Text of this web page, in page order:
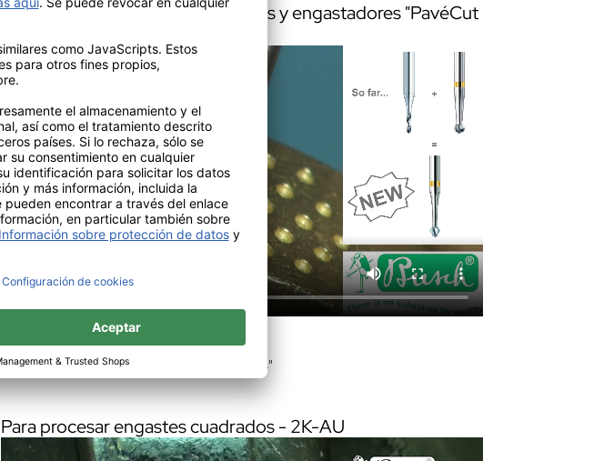
Videos de aplicación para orfebres y engastadores "PavéCut
Download Video de aplicación "PavéCut 4"
Para procesar engastes cuadrados - 2K-AU